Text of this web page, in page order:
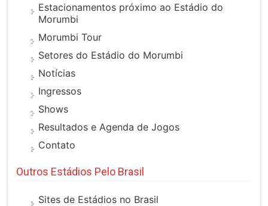
Estacionamentos próximo ao Estádio do
Morumbi
Morumbi Tour
Setores do Estádio do Morumbi
Notícias
Ingressos
Shows
Resultados e Agenda de Jogos
Contato
Outros Estádios Pelo Brasil
Sites de Estádios no Brasil